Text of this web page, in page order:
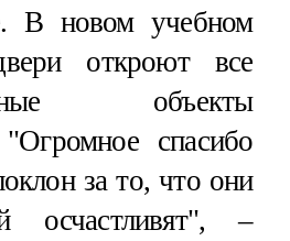
В новом учебном
откроют все
объекты
"Огромное спасибо
за то, что они
осчастливят", –